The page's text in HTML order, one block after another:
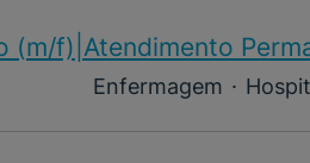
(m/f)​|Atendimento
Enfermagem ·